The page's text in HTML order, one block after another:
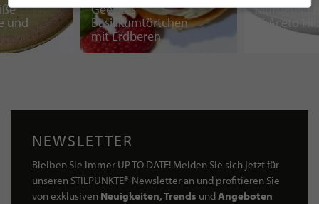
und
Geeistes
Basilikumtörtchen
mit Erdberen
Mürbeteig
di Aceto
NEWSLETTER
Bleiben Sie immer UP TO DATE! Melden Sie sich jetzt für
unseren STILPUNKTE®-Newsletter an und profitieren Sie
von exklusiven Neuigkeiten, Trends undAngeboten